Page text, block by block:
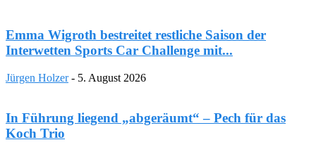
Emma Wigroth bestreitet restliche Saison der
Interwetten Sports Car Challenge mit...
Jürgen Holzer - 5. August 2026
In Führung liegend „abgeräumt“ – Pech für das
Koch Trio